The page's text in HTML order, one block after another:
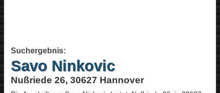
Suchergebnis:
Savo Ninkovic
Nußriede 26, 30627 Hannover